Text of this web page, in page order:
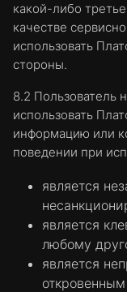
какой-либо
качестве
использовать
стороны.
8.2 Пользователь
использовать
информацию или
поведении при
является
является
любому
является
Компания
cookie на
cookie
варианты
он
с
об
в файле